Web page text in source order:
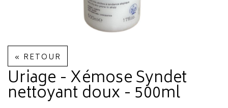
« RETOUR
Uriage - Xémose Syndet
nettoyant doux - 500ml